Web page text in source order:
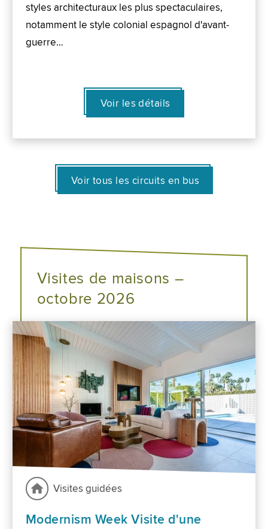
styles architecturaux les plus spectaculaires,
notamment le style colonial espagnol d'avant-
guerre…
Voir les détails
Voir tous les circuits en bus
Visites de maisons –
octobre 2026
Visites guidées
Modernism Week Visite d'une